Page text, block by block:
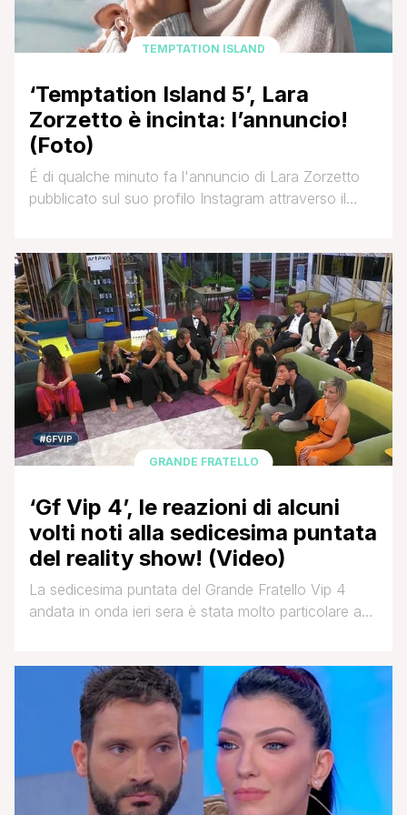
TEMPTATION ISLAND
‘Temptation Island 5’, Lara
Zorzetto è incinta: l’annuncio!
(Foto)
É di qualche minuto fa l'annuncio di Lara Zorzetto
pubblicato sul suo profilo Instagram attraverso il
follower di aspettare un bambino. Lara è nota sul
web in seguito alla sua partecipazione al docu-
reality di Canale 5 insieme al suo ex compagno
Michael De Giorgio. I [']
GRANDE FRATELLO
‘Gf Vip 4’, le reazioni di alcuni
volti noti alla sedicesima puntata
del reality show! (Video)
La sedicesima puntata del Grande Fratello Vip 4
andata in onda ieri sera è stata molto particolare a
inevitabilmente ha inciso anche sullo stato d'animo
degli inquilini della Casa. Alfonso Signorini ha iniziato
la puntata parlando appunto del particolare periodo
che stiamo [']